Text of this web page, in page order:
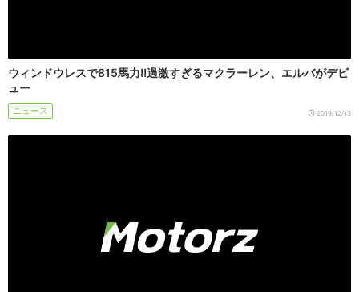
ウィンドウレスで815馬力!!過激すぎるマクラーレン、エルバがデビ
ュー
ニュース 2019/12/13